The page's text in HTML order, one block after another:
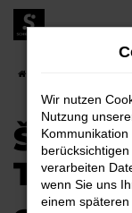
Zum
Hauptinhalt
TOP
Wir nutzen
Nutzung
verarbeiten
wenn Sie uns
einem